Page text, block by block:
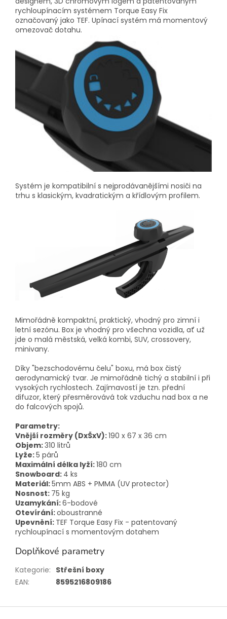
rychloupínacím systémem Torque Easy Fix
označovaný jako TEF. Upínací systém má momentový
omezovač dotahu.
Systém je kompatibilní s nejprodávanějšími nosiči na
trhu s klasickým, kvadratickým a křídlovým profilem.
Mimořádně kompaktní, praktický, vhodný pro zimní i
letní sezónu. Box je vhodný pro všechna vozidla, ať už
jde o malá městská, velká kombi, SUV, crossovery,
minivany.
Díky "bezschodovému čelu" boxu, má box čistý
aerodynamický tvar. Je mimořádně tichý a stabilní i při
vysokých rychlostech. Zajímavostí je tzn. přední
difuzor, který přesměrovává tok vzduchu nad box a ne
do falcových spojů.
Parametry:
Vnější rozměry (DxŠxV):190 x 67 x 36 cm
Objem:310 litrů
Lyže:5 párů
Maximální délka lyží:180 cm
Snowboard: 4 ks
Materiál:5mm ABS + PMMA (UV protector)
Nosnost: 75 kg
Uzamykání:6-bodové
Otevírání:oboustranné
Upevnění: TEF Torque Easy Fix - patentovaný
rychloupínací s momentovým dotahem
Doplňkové parametry
Kategorie: Střešní boxy
EAN: 8595216809186
Z